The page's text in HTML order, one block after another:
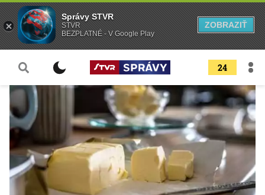
24
Správy STVR
STVR
BEZPLATNÉ - V Google Play
ZOBRAZIŤ